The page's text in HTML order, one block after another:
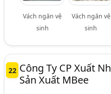
Vách ngăn vệ
sinh
Vách ngăn vệ
sinh
22 Công Ty CP Xuất
Sản Xuất MBee